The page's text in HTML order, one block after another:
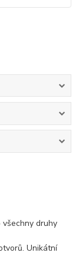
druhy
Unikátní